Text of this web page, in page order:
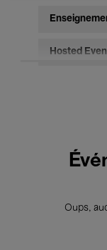
Hosted
Oups,